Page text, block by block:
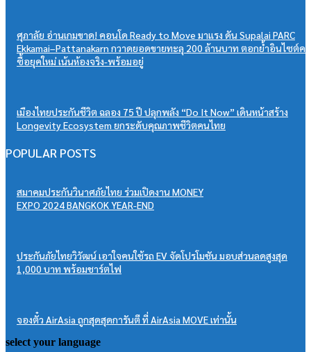
ศุภาลัย อ่านเกมขาด! คอนโด Ready to Move มาแรง ดัน Supalai PARC
Ekkamai–Pattanakarn กวาดยอดขายทะลุ 200 ล้านบาท ตอกย้ำอินไซต์คน
ซื้อยุคใหม่ เน้นห้องจริง-พร้อมอยู่
เมืองไทยประกันชีวิต ฉลอง 75 ปี ปลุกพลัง “Do It Now” เดินหน้าสร้าง
Longevity Ecosystem ยกระดับคุณภาพชีวิตคนไทย
POPULAR POSTS
สมาคมประกันวินาศภัยไทย ร่วมเปิดงาน MONEY
EXPO 2024 BANGKOK YEAR-END
ประกันภัยไทยวิวัฒน์ เอาใจคนใช้รถ EV จัดโปรโมชัน มอบส่วนลดสูงสุด
1,000 บาท พร้อมชาร์ตไฟ
จองตั๋ว AirAsia ถูกสุดสุดการันตี ที่ AirAsia MOVE เท่านั้น
select your language